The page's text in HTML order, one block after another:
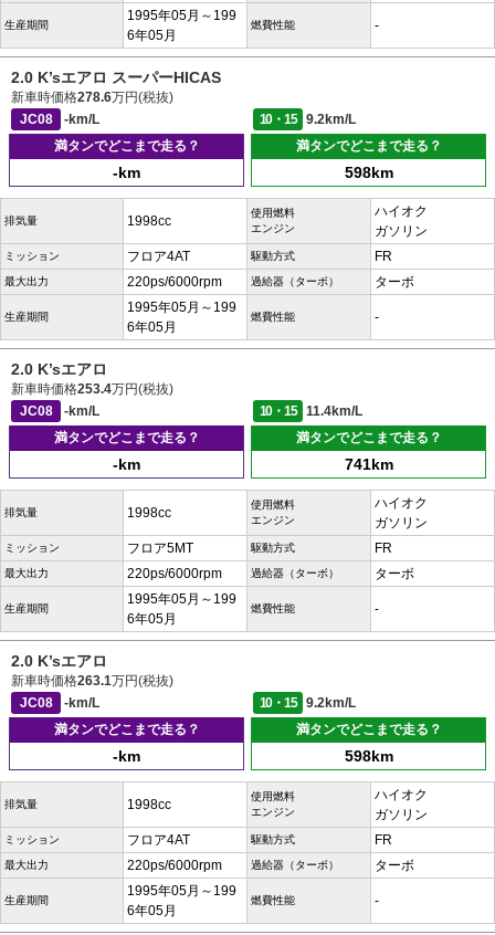
生産期間
1995年05月～199
6年05月
燃費性能 -
2.0 K’sエアロ スーパーHICAS
新車時価格278.6万円(税抜)
JC08
-km/L 10・15
9.2km/L
満タンでどこまで走る？
-km
満タンでどこまで走る？
598km
排気量 1998cc
使用燃料
エンジン
ハイオク
ガソリン
ミッション フロア4AT 駆動方式 FR
最大出力 220ps/6000rpm 過給器（ターボ） ターボ
生産期間
1995年05月～199
6年05月
燃費性能 -
2.0 K’sエアロ
新車時価格253.4万円(税抜)
JC08
-km/L 10・15
11.4km/L
満タンでどこまで走る？
-km
満タンでどこまで走る？
741km
排気量 1998cc
使用燃料
エンジン
ハイオク
ガソリン
ミッション フロア5MT 駆動方式 FR
最大出力 220ps/6000rpm 過給器（ターボ） ターボ
生産期間
1995年05月～199
6年05月
燃費性能 -
2.0 K’sエアロ
新車時価格263.1万円(税抜)
JC08
-km/L 10・15
9.2km/L
満タンでどこまで走る？
-km
満タンでどこまで走る？
598km
排気量 1998cc
使用燃料
エンジン
ハイオク
ガソリン
ミッション フロア4AT 駆動方式 FR
最大出力 220ps/6000rpm 過給器（ターボ） ターボ
生産期間
1995年05月～199
6年05月
燃費性能 -